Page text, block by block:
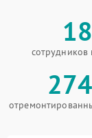
18
сотрудников